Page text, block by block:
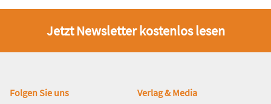
Jetzt Newsletter kostenlos lesen
Fußbereich
Folgen Sie uns Verlag & Media